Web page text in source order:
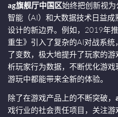
ag旗舰厅中国区始终把创新视
智能（AI）和大数据技术日益
设计的新边界。例如，2019年
重生》引入了复杂的AI对战系
了变数，极大地提升了玩家的
析玩家行为数据，不断优化游
游玩中都能带来全新的体验。
除了在游戏产品上的不断突破，
戏行业的社会责任项目，关注